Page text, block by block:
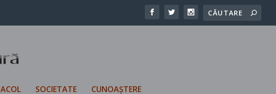
SOCIETATE CUNOAȘTERE